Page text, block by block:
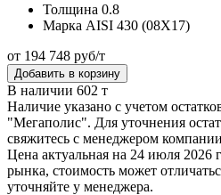
Толщина 0.8
Марка AISI 430 (08Х17)
от 194 748 руб/т
Добавить в корзину
В наличии 602 т
Наличие указано с учетом
"Мегаполис". Для уточнения
свяжитесь с менеджером
Цена актуальная на 24 июля 2026
рынка, стоимость может
уточняйте у менеджера.